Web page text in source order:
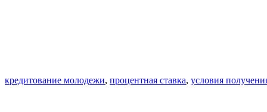
кредитование молодежи, процентная ставка, условия